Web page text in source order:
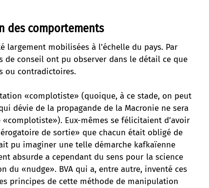
des comportements
largement mobilisées à l’échelle du pays. Par
de conseil ont pu observer dans le détail ce que
ou contradictoires.
«complotiste» (quoique, à ce stade, on peut
dévie de la propagande de la Macronie ne sera
Eux-mêmes se félicitaient d’avoir
de sortie» que chacun était obligé de
pu imaginer une telle démarche kafkaïenne
absurde a cependant du sens pour la science
du «nudge». BVA qui a, entre autre, inventé ces
principes de cette méthode de manipulation